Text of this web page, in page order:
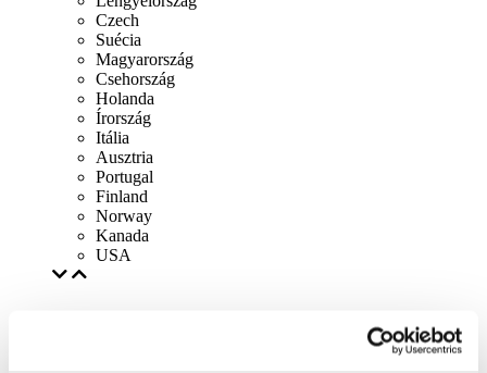
Czech
Suécia
Magyarország
Csehország
Holanda
Írország
Itália
Ausztria
Portugal
Finland
Norway
Kanada
USA